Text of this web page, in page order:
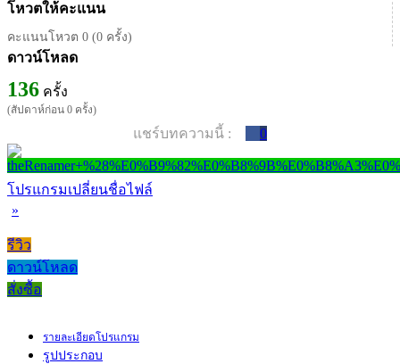
โหวตให้คะแนน
คะแนนโหวต 0 (0 ครั้ง)
ดาวน์โหลด
136 ครั้ง
(สัปดาห์ก่อน 0 ครั้ง)
แชร์บทความนี้ : 0
โปรแกรมเปลี่ยนชื่อไฟล์
»
รีวิว
ดาวน์โหลด
สั่งซื้อ
รายละเอียดโปรแกรม
รูปประกอบ